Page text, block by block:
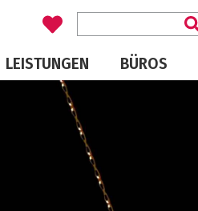
LEISTUNGEN BÜROS